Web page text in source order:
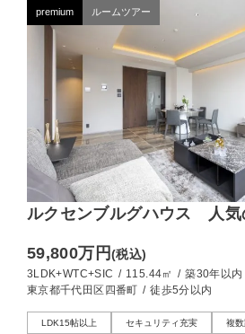
premium ルームツアー
ルクセンブルグハウス 人気
質な邸宅
59,800万円(税込)
3LDK+WTC+SIC / 115.44㎡ / 築30年以内
東京都千代田区四番町 / 徒歩5分以内
LDK15帖以上 セキュリティ充実 複